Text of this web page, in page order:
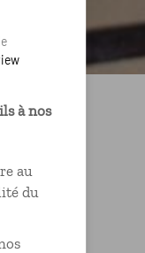
à nos
au
du